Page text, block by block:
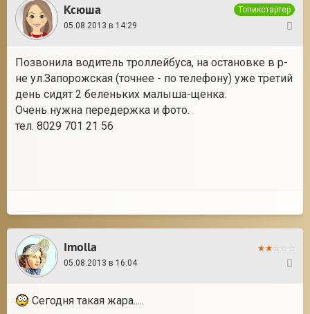
Ксюша
Топикстартер
05.08.2013 в 14:29
Позвонила водитель троллейбуса, на остановке в р-
не ул.Запорожская (точнее - по телефону) уже третий
день сидят 2 беленьких малыша-щенка.
Очень нужна передержка и фото.
тел. 8029 701 21 56
Imolla
05.08.2013 в 16:04
Сегодня такая жара.....